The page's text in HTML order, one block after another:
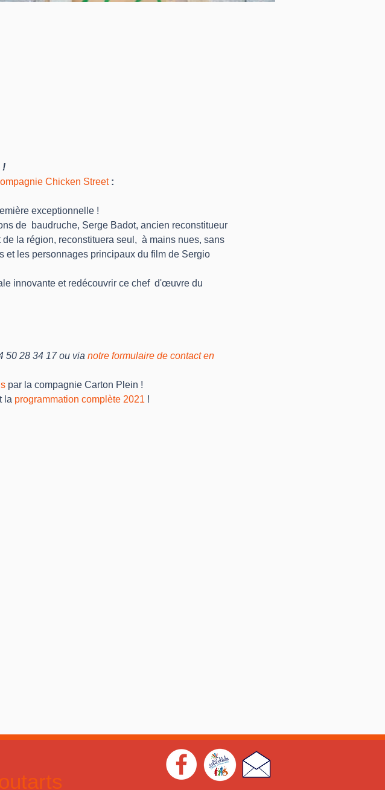
!
Chicken Street :
exceptionnelle !
de  baudruche, Serge Badot, ancien reconstitueur
la région, reconstituera seul,  à mains nues, sans
et les personnages principaux du film de Sergio
innovante et redécouvrir ce chef  d'œuvre du
50 28 34 17 ou via notre formulaire de contact en
par la compagnie Carton Plein !
la programmation complète 2021 !